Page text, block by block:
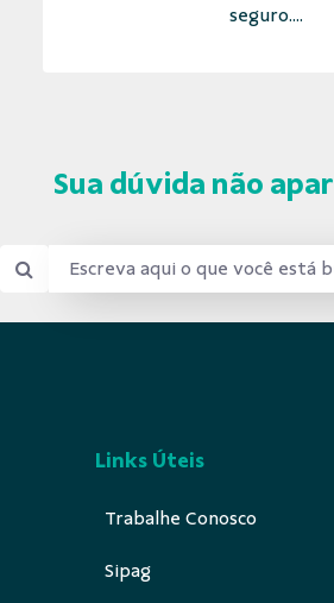
seguro....
Sua dúvida não
Links Úteis
Trabalhe Conosco
Sipag